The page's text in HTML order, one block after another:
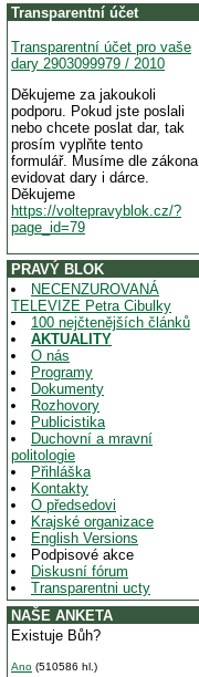
Transparentní účet
Transparentní účet pro vaše
dary 2903099979 / 2010
Děkujeme za jakoukoli
podporu. Pokud jste poslali
nebo chcete poslat dar, tak
prosím vyplňte tento
formulář. Musíme dle zákona
evidovat dary i dárce.
Děkujeme
https://voltepravyblok.cz/?
page_id=79
PRAVÝ BLOK
NECENZUROVANÁ
TELEVIZE Petra Cibulky
100 nejčtenějších článků
AKTUALITY
O nás
Programy
Dokumenty
Rozhovory
Publicistika
Duchovní a mravní
politologie
Přihláška
Kontakty
O předsedovi
Krajské organizace
English Versions
Podpisové akce
Diskusní fórum
Transparentni ucty
NAŠE ANKETA
Existuje Bůh?
Ano (510586 hl.)